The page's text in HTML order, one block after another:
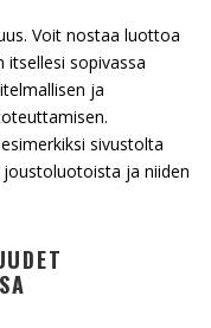
Voit nostaa luottoa
itsellesi sopivassa
ja
sivustolta
ja niiden